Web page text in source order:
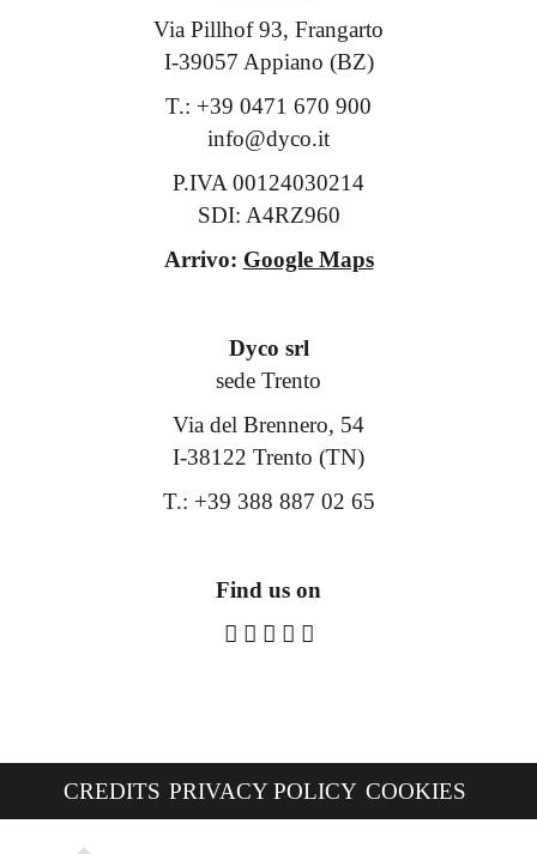
Via Pillhof 93, Frangarto
I-39057 Appiano (BZ)
T.: +39 0471 670 900
info@dyco.it
P.IVA 00124030214
SDI: A4RZ960
Arrivo: Google Maps
Dyco srl
sede Trento
Via del Brennero, 54
I-38122 Trento (TN)
T.: +39 388 887 02 65
Find us on
CREDITS PRIVACY POLICY COOKIES